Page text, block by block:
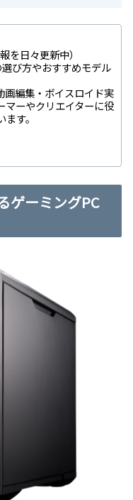
を日々更新中）
び方やおすすめモデル
編集・ボイスロイド実
マーやクリエイターに役
す。
ゲーミングPC